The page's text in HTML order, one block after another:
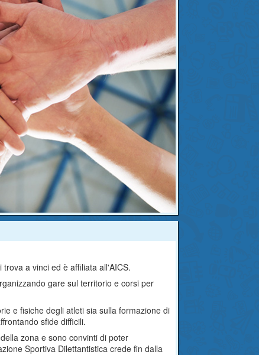
a vinci ed è affiliata all'AICS.
gare sul territorio e corsi per
e fisiche degli atleti sia sulla formazione di
sfide difficili.
zona e sono convinti di poter
Sportiva Dilettantistica crede fin dalla